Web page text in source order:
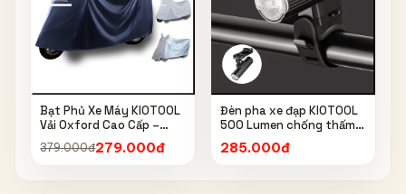
Bạt Phủ Xe Máy KIOTOOL
Vải Oxford Cao Cấp –
Chống Nắng, Chống Mưa,
Chống Bụi, Chống Tia UV,
379.000đ279.000đ
Đèn pha xe đạp KIOTOOL
500 Lumen chống thấm
nước IPX6 6603
285.000đ